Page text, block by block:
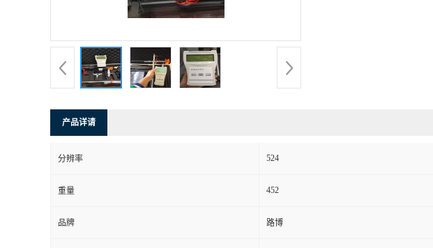
产品详请
分辨率 524
重量 452
品牌 路博